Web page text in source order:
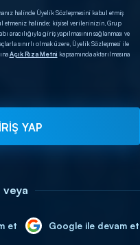
halinde Üyelik Sözleşmesini kabul etmiş
etmeniz halinde; kişisel verilerinizin, Grup
aracılığıyla giriş yapılmasının sağlanması ve
sınırlı olmak üzere, Üyelik Sözleşmesi ile
Açık Rıza Metni kapsamında aktarılmasına
YAP
veya
et Google ile devam et